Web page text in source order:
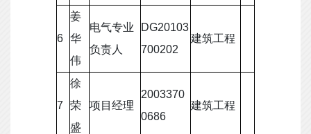
6
姜
华
伟
电气专业
负责人
DG20103
700202
建筑工程
7
徐
荣
盛
项目经理
2003370
0686
建筑工程